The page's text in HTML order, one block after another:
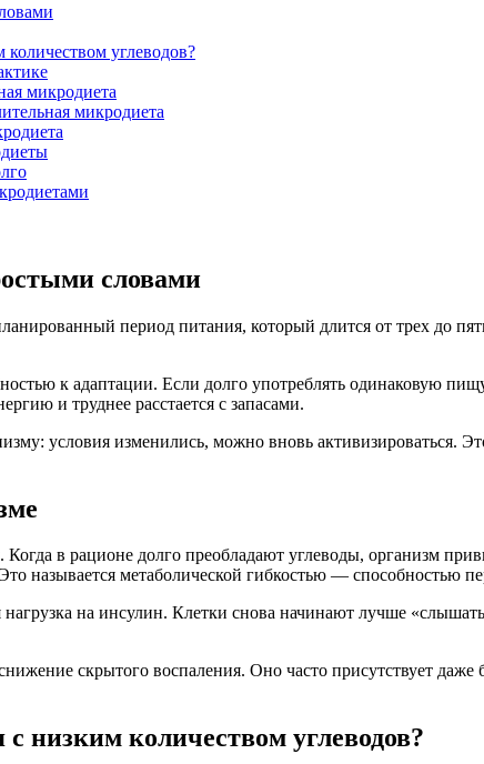
углеводов?
микродиета
микродиета
словами
период питания, который длится от трех до
к адаптации. Если долго употреблять одинаковую
и труднее расстается с запасами.
условия изменились, можно вновь активизироваться.
в рационе долго преобладают углеводы, организм
называется метаболической гибкостью — способностью
на инсулин. Клетки снова начинают лучше
скрытого воспаления. Оно часто присутствует
низким количеством углеводов?